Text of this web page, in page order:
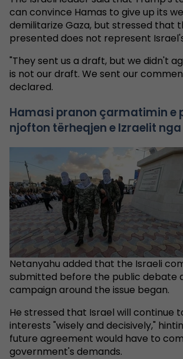
can convince Hamas to give up its
demilitarize Gaza, but stressed that
presented does not represent
"They sent us a draft, but we didn't
is not our draft. We sent our
declared.
Hamasi pranon çarmatimin e
njofton tërheqjen e Izraelit nga
Netanyahu added that the Israeli
submitted before the public debate
campaign around the issue began.
He stressed that Israel will continue
interests "wisely and decisively,"
future agreement would have to
government's demands.